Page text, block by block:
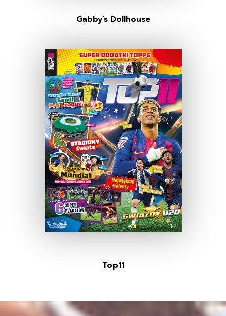
Gabby’s Dollhouse
Top11